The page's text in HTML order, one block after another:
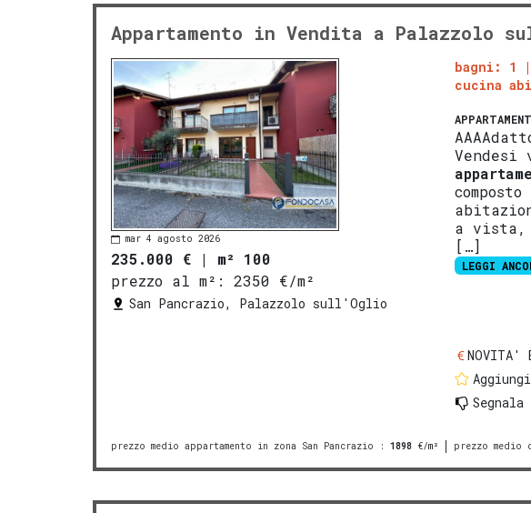
Appartamento in Vendita a Palazzolo
mar 4 agosto 2026
235.000 € | m² 100
prezzo al m²:
2350 €/m²
San Pancrazio, Palazzolo sull'Oglio
bagni: 1
cucina
a vista,
[…]
LEGGI
NOVITA'
Segnala
prezzo medio appartamento in zona San Pancrazio : 1898 €/m² prezzo medio